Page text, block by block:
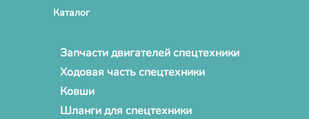
Каталог
Запчасти двигателей спецтехники
Ходовая часть спецтехники
Ковши
Шланги для спецтехники